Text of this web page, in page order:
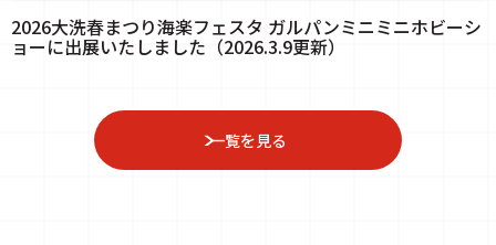
2026大洗春まつり海楽フェスタ ガルパンミニミニホビーシ
ョーに出展いたしました（2026.3.9更新）
一覧を見る